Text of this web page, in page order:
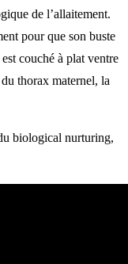
de l’allaitement.
pour que son buste
couché à plat ventre
thorax maternel, la
biological nurturing,